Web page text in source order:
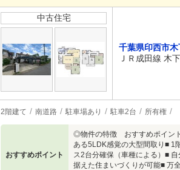
中古住宅
千葉県印西市木
ＪＲ成田線 木
2階建て 南道路 駐車場あり 駐車2台 所有権
おすすめポイント
◎物件の特徴 おすすめポイント
ある5LDK感覚の大型間取り■ 1
ス2台分確保（車種による）■
据えた住まいづくりが可能■ 万